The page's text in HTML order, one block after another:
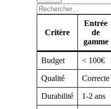
Fermer
Rechercher :
Critère
Entrée
de
gamme
Budget < 100€
Qualité Correcte
Durabilité 1-2 ans